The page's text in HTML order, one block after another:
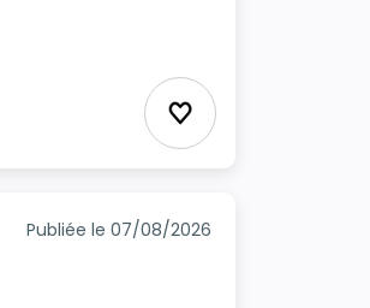
Ajouter aux
Publiée le 07/08/2026